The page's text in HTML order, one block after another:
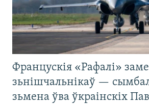
Францускія «Рафалі»
зьнішчальнікаў —
зьмена ўва ўкраінскіх